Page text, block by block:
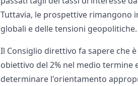
Tuttavia, le prospettive rimangono
globali e delle tensioni geopolitiche.
Il Consiglio direttivo fa sapere che
obiettivo del 2% nel medio
determinare l'orientamento